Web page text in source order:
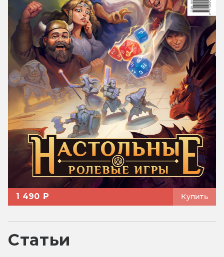
1 490 ₽ Купить
Статьи